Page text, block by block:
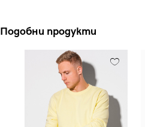
Подобни продукти